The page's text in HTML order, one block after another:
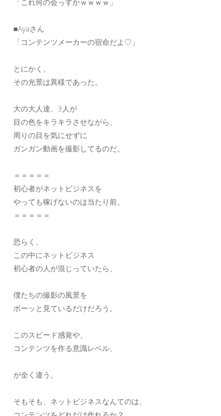
「これ何の会っすかｗｗｗｗ」
■Ayaさん
「コンテンツメーカーの宿命だよ♡」
とにかく、
その光景は異様であった。
大の大人達、3人が
目の色をキラキラさせながら、
周りの目を気にせずに
ガンガン動画を撮影してるのだ。
＝＝＝＝＝
初心者がネットビジネスを
やっても稼げないのは当たり前。
＝＝＝＝＝
恐らく、
この中にネットビジネス
初心者の人が混じっていたら、
僕たちの撮影の風景を
ボーッと見ているだけだろう。
このスピード感覚や、
コンテンツを作る意識レベル、
が全く違う。
そもそも、ネットビジネスなんてのは、